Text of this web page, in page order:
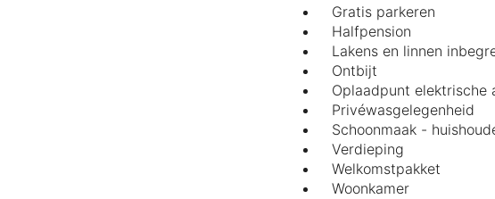
Gratis parkeren
Halfpension
Lakens en linnen
Ontbijt
Oplaadpunt elektrische
Privéwasgelegenheid
Schoonmaak -
Verdieping
Welkomstpakket
Woonkamer